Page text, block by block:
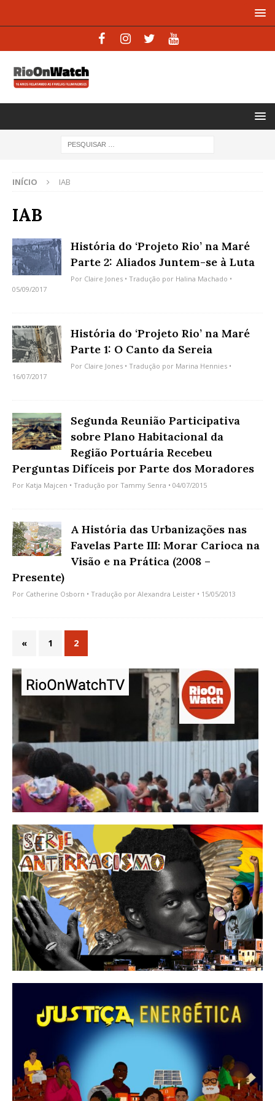
INÍCIO IAB
IAB
História do ‘Projeto Rio’ na Maré
Parte 2: Aliados Juntem-se à Luta
Por Claire Jones • Tradução por Halina Machado •
05/09/2017
História do ‘Projeto Rio’ na Maré
Parte 1: O Canto da Sereia
Por Claire Jones • Tradução por Marina Hennies •
16/07/2017
Segunda Reunião Participativa
sobre Plano Habitacional da
Região Portuária Recebeu
Perguntas Difíceis por Parte dos Moradores
Por Katja Majcen • Tradução por Tammy Senra • 04/07/2015
A História das Urbanizações nas
Favelas Parte III: Morar Carioca na
Visão e na Prática (2008 –
Presente)
Por Catherine Osborn • Tradução por Alexandra Leister • 15/05/2013
« 1 2